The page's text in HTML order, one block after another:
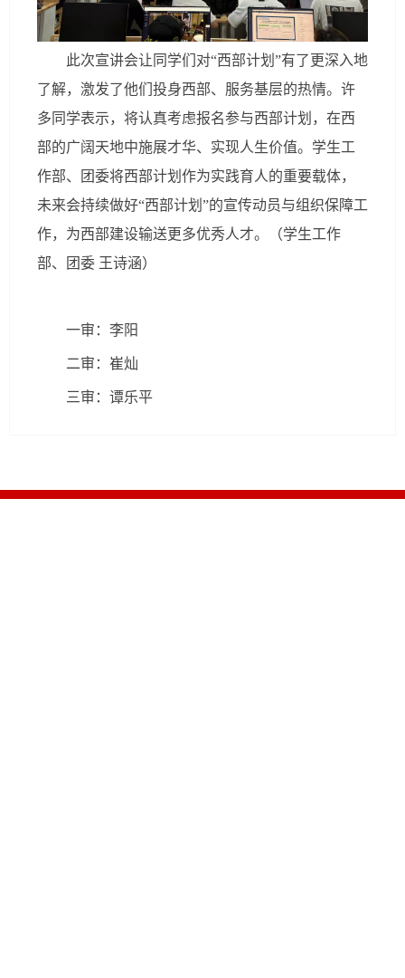
此次宣讲会让同学们对“西部计划”有了更深入地
了解，激发了他们投身西部、服务基层的热情。许
多同学表示，将认真考虑报名参与西部计划，在西
部的广阔天地中施展才华、实现人生价值。学生工
作部、团委将西部计划作为实践育人的重要载体，
未来会持续做好“西部计划”的宣传动员与组织保障工
作，为西部建设输送更多优秀人才。（学生工作
部、团委 王诗涵）
一审：李阳
二审：崔灿
三审：谭乐平